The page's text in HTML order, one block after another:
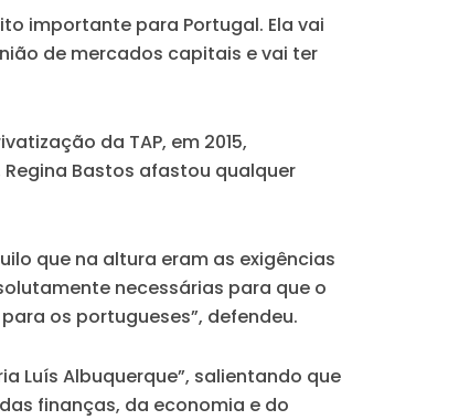
importante para Portugal. Ela vai
de mercados capitais e vai ter
da TAP, em 2015,
Bastos afastou qualquer
que na altura eram as exigências
necessárias para que o
os portugueses”, defendeu.
Luís Albuquerque”, salientando que
finanças, da economia e do